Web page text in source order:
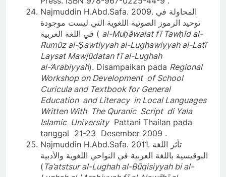
Najmuddin H.Abd.Safa. 2009. المحاولة في
توحيد الرموز الصوتية اللغوية التي ليست موجودة
في اللغة العربية ( al-Muḥāwalat fī Tawḥīd al-
Rumūz al-Ṣawtiyyah al-Lughawiyyah al-Latī
Laysat Mawjūdatan fī al-Lughah
al-‘Arabiyyah). Disampaikan pada Regional
Workshop on Development of School
Curicula and Textbook for General
Education and Literacy in Local Languages
Written With The Quranic Script di Yala
Islamic UniversityPattani Thailan pada
tanggal 21-23 Desember 2009 .
Najmuddin H.Abd.Safa. 2011. تأثر اللغة
البوقيسية باللغة العربية في النواحي اللغوية والأدبية
( Ta’atstsur al-Lughah al-Būqisiyyah bi al-